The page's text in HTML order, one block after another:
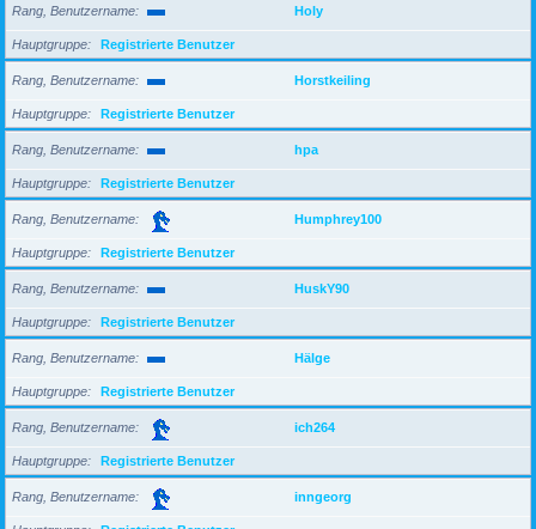
Rang, Benutzername Holy
Hauptgruppe Registrierte Benutzer
Rang, Benutzername Horstkeiling
Hauptgruppe Registrierte Benutzer
Rang, Benutzername hpa
Hauptgruppe Registrierte Benutzer
Rang, Benutzername Humphrey100
Hauptgruppe Registrierte Benutzer
Rang, Benutzername HuskY90
Hauptgruppe Registrierte Benutzer
Rang, Benutzername Hälge
Hauptgruppe Registrierte Benutzer
Rang, Benutzername ich264
Hauptgruppe Registrierte Benutzer
Rang, Benutzername inngeorg